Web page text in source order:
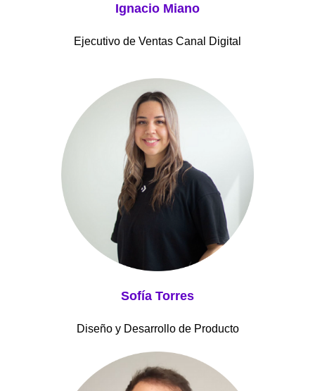
Ignacio Miano
Ejecutivo de Ventas Canal Digital
Sofía Torres
Diseño y Desarrollo de Producto